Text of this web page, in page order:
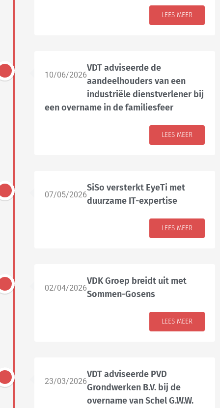
LEES MEER
10/06/2026
VDT adviseerde de
aandeelhouders van een
industriële dienstverlener bij
een overname in de familiesfeer
LEES MEER
07/05/2026
SiSo versterkt EyeTi met
duurzame IT-expertise
LEES MEER
02/04/2026
VDK Groep breidt uit met
Sommen-Gosens
LEES MEER
23/03/2026
VDT adviseerde PVD
Grondwerken B.V. bij de
overname van Schel G.W.W.